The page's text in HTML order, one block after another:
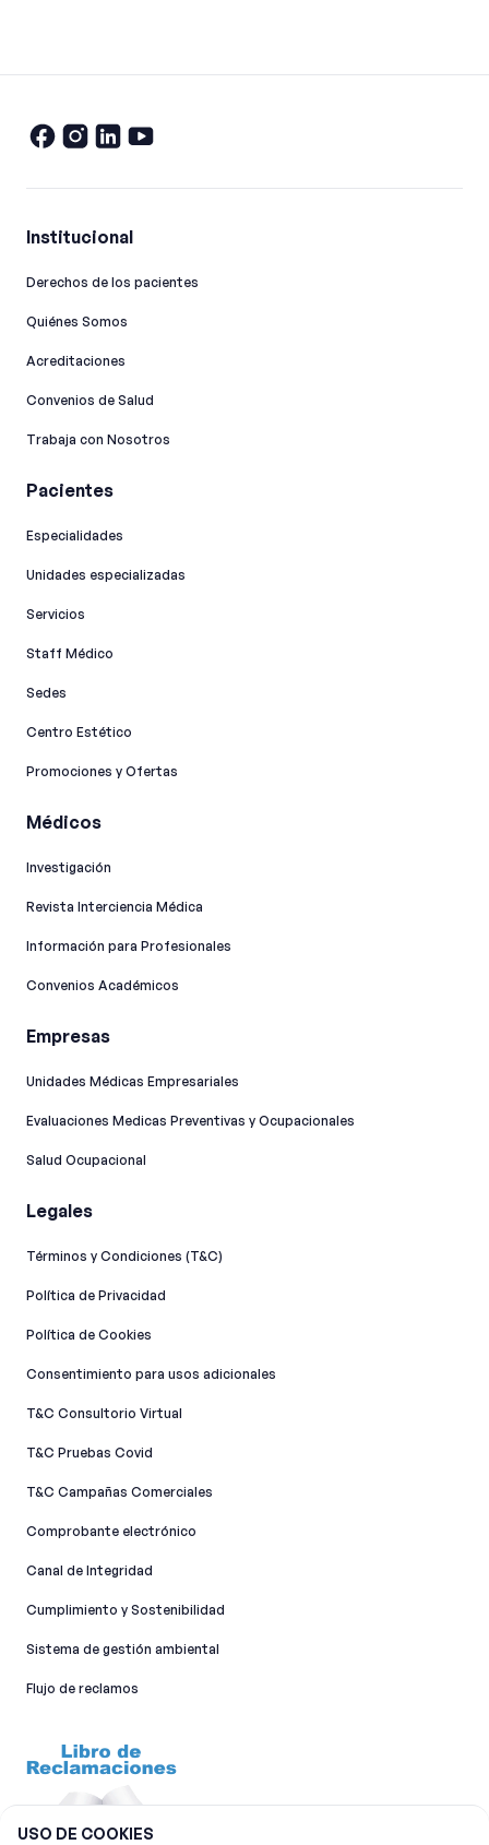
Institucional
Derechos de los pacientes
Quiénes Somos
Acreditaciones
Convenios de Salud
Trabaja con Nosotros
Pacientes
Especialidades
Unidades especializadas
Servicios
Staff Médico
Sedes
Centro Estético
Promociones y Ofertas
Médicos
Investigación
Revista Interciencia Médica
Información para Profesionales
Convenios Académicos
Empresas
Unidades Médicas Empresariales
Evaluaciones Medicas Preventivas y Ocupacionales
Salud Ocupacional
Legales
Términos y Condiciones (T&C)
Política de Privacidad
Política de Cookies
Consentimiento para usos adicionales
T&C Consultorio Virtual
T&C Pruebas Covid
T&C Campañas Comerciales
Comprobante electrónico
Canal de Integridad​
Cumplimiento y Sostenibilidad
Sistema de gestión ambiental
Flujo de reclamos
USO DE COOKIES